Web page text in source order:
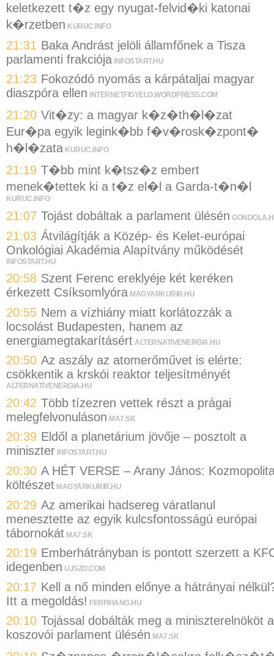
keletkezett t�z egy nyugat-felvid�ki katonai
k�rzetben KURUC.INFO
21:31 Baka Andrást jelöli államfőnek a Tisza
parlamenti frakciója INFOSTART.HU
21:23 Fokozódó nyomás a kárpátaljai magyar
diaszpóra ellen
INTERNETFIGYELO.WORDPRESS.COM
21:20 Vit�zy: a magyar k�z�th�l�zat
Eur�pa egyik legink�bb f�v�rosk�zpont�
h�l�zata KURUC.INFO
21:19 T�bb mint k�tsz�z embert
menek�tettek ki a t�z el�l a Garda-t�n�l
KURUC.INFO
21:07 Tojást dobáltak a parlament ülésén
21:03 Átvilágítják a Közép- és Kelet-európai
Onkológiai Akadémia Alapítvány működését
INFOSTART.HU
20:58 Szent Ferenc ereklyéje két keréken
érkezett Csíksomlyóra MAGYARKURIR.HU
20:55 Nem a vízhiány miatt korlátozzák a
locsolást Budapesten, hanem az
energiamegtakarításért ALTERNATIVENERGIA.HU
20:50 Az aszály az atomerőművet is elérte:
csökkentik a krskói reaktor teljesítményét
ALTERNATIVENERGIA.HU
20:42 Több tízezren vettek részt a prágai
melegfelvonuláson MA7.SK
20:39 Eldől a planetárium jövője – posztolt a
miniszter INFOSTART.HU
20:30 A HÉT VERSE – Arany János:
költészet MAGYARKURIR.HU
20:29 Az amerikai hadsereg váratlanul
menesztette az egyik kulcsfontosságú európai
tábornokát MA7.SK
20:19 Emberhátrányban is pontott szerzett a
idegenben UJSZO.COM
20:17 Kell a nő minden előnye a hátrányai
Itt a megoldás! FERFIHANG.HU
20:10 Tojással dobálták meg a miniszterelnököt a
koszovói parlament ülésén MA7.SK